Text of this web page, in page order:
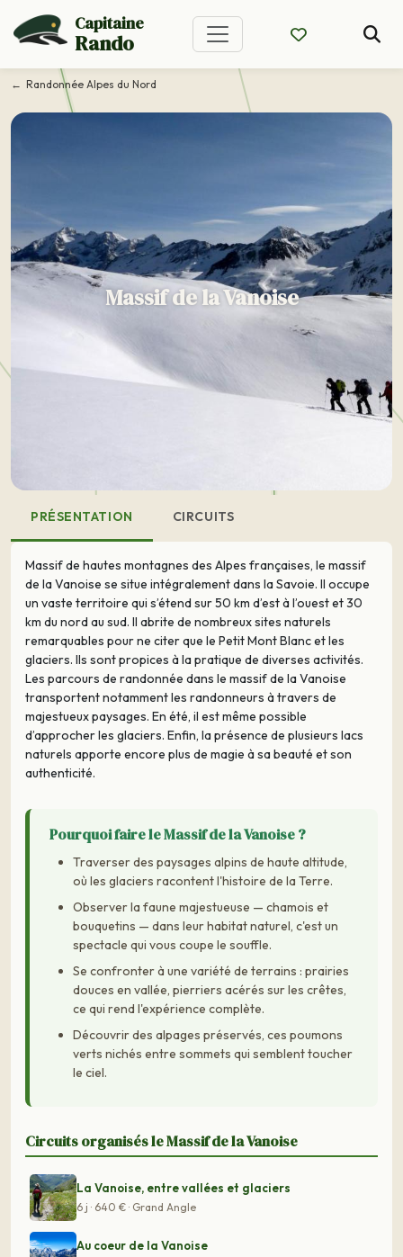
Capitaine
Rando
Randonnée Alpes du Nord
Massif de la Vanoise
PRÉSENTATION CIRCUITS
Massif de hautes montagnes des Alpes françaises, le massif
de la Vanoise se situe intégralement dans la Savoie. Il occupe
un vaste territoire qui s’étend sur 50 km d’est à l’ouest et 30
km du nord au sud. Il abrite de nombreux sites naturels
remarquables pour ne citer que le Petit Mont Blanc et les
glaciers. Ils sont propices à la pratique de diverses activités.
Les parcours de randonnée dans le massif de la Vanoise
transportent notamment les randonneurs à travers de
majestueux paysages. En été, il est même possible
d’approcher les glaciers. Enfin, la présence de plusieurs lacs
naturels apporte encore plus de magie à sa beauté et son
authenticité.
Pourquoi faire le Massif de la Vanoise ?
Traverser des paysages alpins de haute altitude,
où les glaciers racontent l'histoire de la Terre.
Observer la faune majestueuse — chamois et
bouquetins — dans leur habitat naturel, c'est un
spectacle qui vous coupe le souffle.
Se confronter à une variété de terrains : prairies
douces en vallée, pierriers acérés sur les crêtes,
ce qui rend l'expérience complète.
Découvrir des alpages préservés, ces poumons
verts nichés entre sommets qui semblent toucher
le ciel.
Circuits organisés le Massif de la Vanoise
La Vanoise, entre vallées et glaciers
6 j · 640 € · Grand Angle
Au coeur de la Vanoise